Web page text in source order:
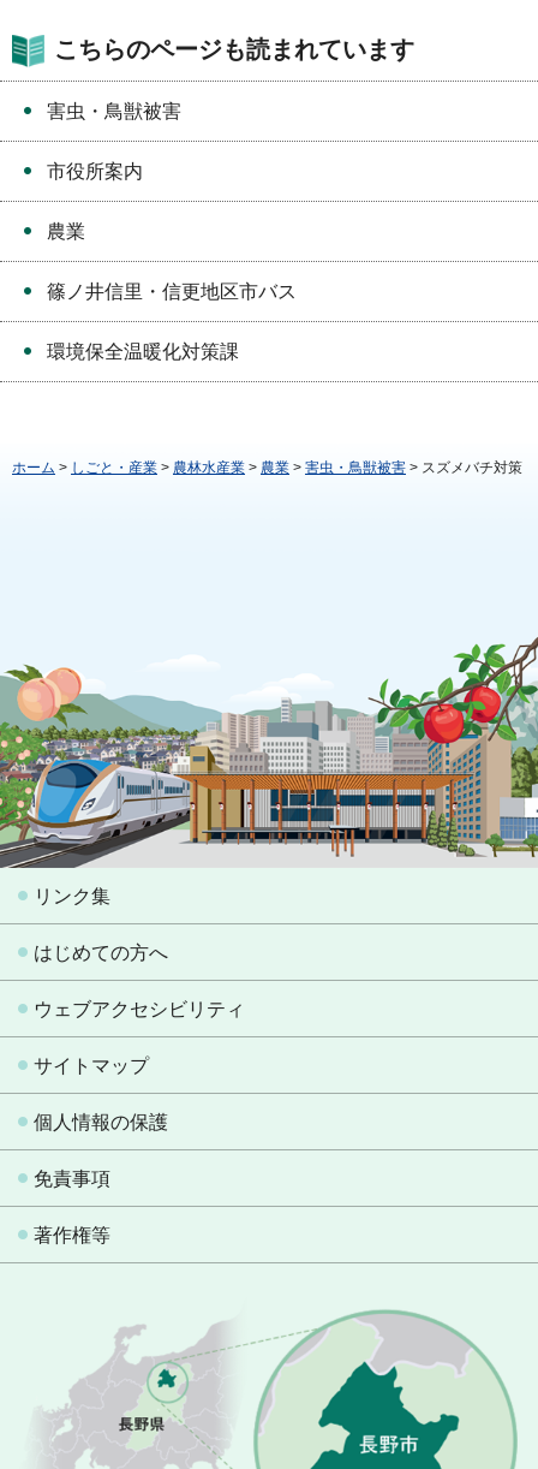
こちらのページも読まれています
害虫・鳥獣被害
市役所案内
農業
篠ノ井信里・信更地区市バス
環境保全温暖化対策課
ホーム > しごと・産業 > 農林水産業 > 農業 > 害虫・鳥獣被害 > スズメバチ対策
リンク集
はじめての方へ
ウェブアクセシビリティ
サイトマップ
個人情報の保護
免責事項
著作権等